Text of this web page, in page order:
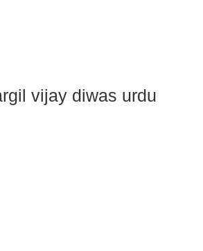
vijay diwas urdu